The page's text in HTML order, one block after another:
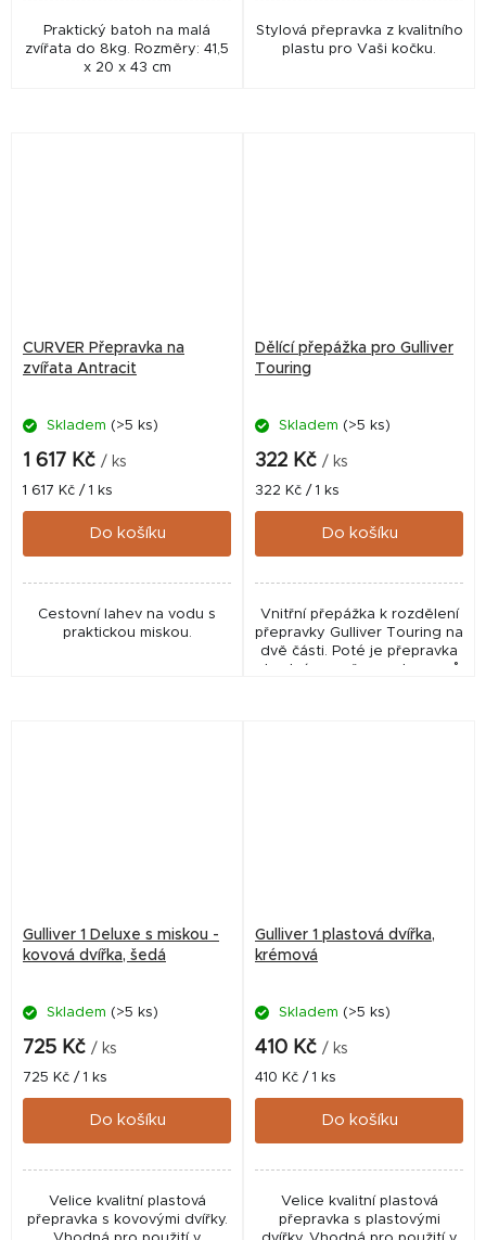
Praktický batoh na malá
zvířata do 8kg. Rozměry: 41,5
x 20 x 43 cm
Stylová přepravka z kvalitního
plastu pro Vaši kočku.
CURVER Přepravka na
zvířata Antracit
Skladem (>5 ks)
1 617 Kč / ks
Měrná
cena:
1 617 Kč / 1 ks
Do košíku
Cestovní lahev na vodu s
praktickou miskou.
Dělící přepážka pro Gulliver
Touring
Skladem (>5 ks)
322 Kč / ks
Měrná
cena:
322 Kč / 1 ks
Do košíku
Vnitřní přepážka k rozdělení
přepravky Gulliver Touring na
dvě části. Poté je přepravka
vhodná pro převoz dvou psů
Gulliver 1 Deluxe s miskou -
kovová dvířka, šedá
Skladem (>5 ks)
725 Kč / ks
Měrná
cena:
725 Kč / 1 ks
Do košíku
Velice kvalitní plastová
přepravka s kovovými dvířky.
Gulliver 1 plastová dvířka,
krémová
Skladem (>5 ks)
410 Kč / ks
Měrná
cena:
410 Kč / 1 ks
Do košíku
Velice kvalitní plastová
přepravka s plastovými